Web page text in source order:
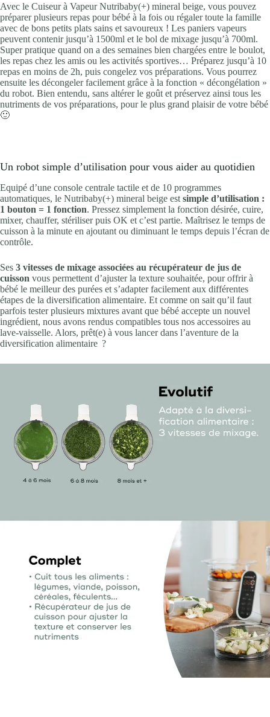
Avec le Cuiseur à Vapeur Nutribaby(+) mineral beige, vous pouvez
préparer plusieurs repas pour bébé à la fois ou régaler toute la famille
avec de bons petits plats sains et savoureux ! Les paniers vapeurs
peuvent contenir jusqu’à 1500ml et le bol de mixage jusqu’à 700ml.
Super pratique quand on a des semaines bien chargées entre le boulot,
les repas chez les amis ou les activités sportives… Préparez jusqu’à 10
repas en moins de 2h, puis congelez vos préparations. Vous pourrez
ensuite les décongeler facilement grâce à la fonction « décongélation »
du robot. Bien entendu, sans altérer le goût et préservez ainsi tous les
nutriments de vos préparations, pour le plus grand plaisir de votre bébé
🙂
Un robot simple d’utilisation pour vous aider au quotidien
Equipé d’une console centrale tactile et de 10 programmes
automatiques, le Nutribaby(+) mineral beige est simple d’utilisation :
1 bouton = 1 fonction. Pressez simplement la fonction désirée, cuire,
mixer, chauffer, stériliser puis OK et c’est partie. Maîtrisez le temps de
cuisson à la minute en ajoutant ou diminuant le temps depuis l’écran de
contrôle.
Ses 3 vitesses de mixage associées au récupérateur de jus de
cuisson vous permettent d’ajuster la texture souhaitée, pour offrir à
bébé le meilleur des purées et s’adapter facilement aux différentes
étapes de la diversification alimentaire. Et comme on sait qu’il faut
parfois tester plusieurs mixtures avant que bébé accepte un nouvel
ingrédient, nous avons rendus compatibles tous nos accessoires au
lave-vaisselle. Alors, prêt(e) à vous lancer dans l’aventure de la
diversification alimentaire ?